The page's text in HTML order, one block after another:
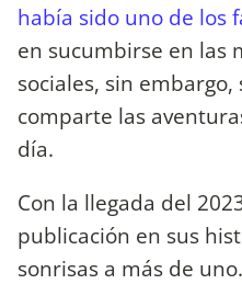
había sido uno de los
en sucumbirse en las
sociales, sin
comparte las
día.
Con la llegada del
publicación en sus
sonrisas a más de